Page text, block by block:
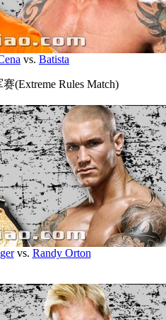
vs. Batista
(Extreme Rules Match)
vs. Randy Orton